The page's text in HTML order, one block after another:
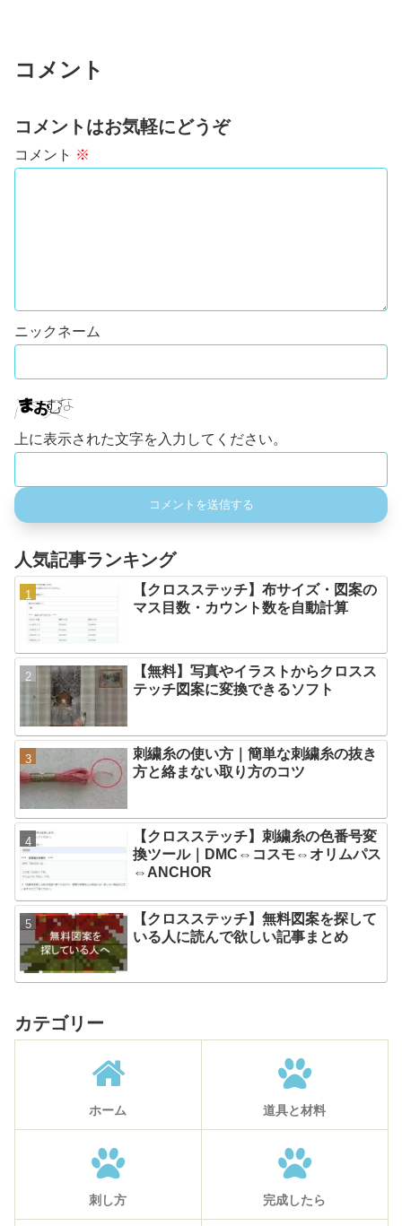
コメント
コメントはお気軽にどうぞ
コメント ※
上に表示された文字を入力してください。
人気記事ランキング
【クロスステッチ】布サイズ・図案の
マス目数・カウント数を自動計算
【無料】写真やイラストからクロスス
テッチ図案に変換できるソフト
刺繍糸の使い方｜簡単な刺繍糸の抜き
方と絡まない取り方のコツ
【クロスステッチ】刺繍糸の色番号変
換ツール｜DMC⇔コスモ⇔オリムパス
⇔ANCHOR
【クロスステッチ】無料図案を探して
いる人に読んで欲しい記事まとめ
カテゴリー
ホーム 道具と材料
刺し方 完成したら